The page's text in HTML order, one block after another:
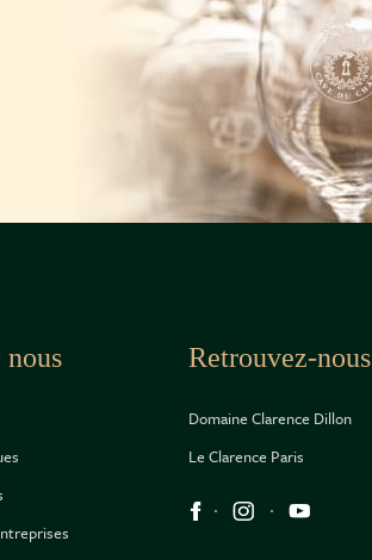
nous Retrouvez-nous
Domaine Clarence Dillon
Le Clarence Paris
Réseaux sociaux